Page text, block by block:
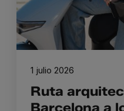
Ruta
Barcelona a
1 julio 2026